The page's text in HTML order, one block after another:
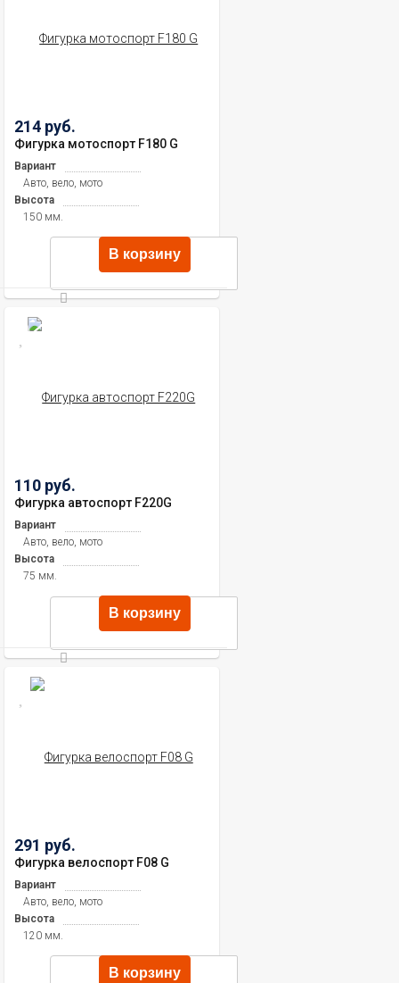
214 руб.
Фигурка мотоспорт F180 G
Вариант
Авто, вело, мото
Высота
150 мм.
В корзину
110 руб.
Фигурка автоспорт F220G
Вариант
Авто, вело, мото
Высота
75 мм.
В корзину
291 руб.
Фигурка велоспорт F08 G
Вариант
Авто, вело, мото
Высота
120 мм.
В корзину